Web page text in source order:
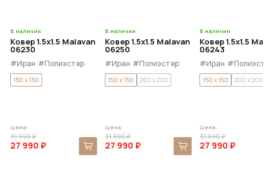
В наличии
Ковер 1.5x1.5 Malavan
06230
#Иран #Полиэстер
150 x 150
Цена:
31 990 ₽
27 990 ₽
В наличии
Ковер 1.5x1.5 Malavan
06250
#Иран #Полиэстер
150 x 150 200 x 200
Цена:
31 990 ₽
27 990 ₽
В наличии
Ковер 1.5x1.5
06243
#Иран
150 x 150 200 x 200
Цена:
31 990 ₽
27 990 ₽